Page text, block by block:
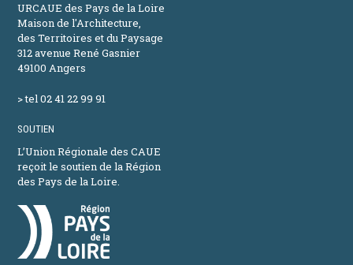
URCAUE des Pays de la Loire
Maison de l'Architecture,
des Territoires et du Paysage
312 avenue René Gasnier
49100 Angers
> tel 02 41 22 99 91
SOUTIEN
L’Union Régionale des CAUE
reçoit le soutien de la Région
des Pays de la Loire.